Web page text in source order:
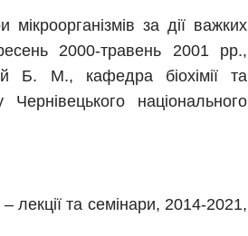
мікроорганізмів за дії важких
2000-травень 2001 рр.,
Б. М., кафедра біохімії та
Чернівецького національного
– лекції та семінари, 2014-2021,